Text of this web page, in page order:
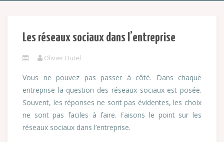
Les réseaux sociaux dans l’entreprise
Olivier Dutel
Vous ne pouvez pas passer à côté. Dans chaque
entreprise la question des réseaux sociaux est posée.
Souvent, les réponses ne sont pas évidentes, les choix
ne sont pas faciles à faire. Faisons le point sur les
réseaux sociaux dans l’entreprise.